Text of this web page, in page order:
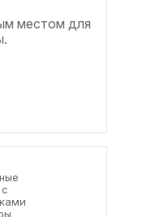
местом для